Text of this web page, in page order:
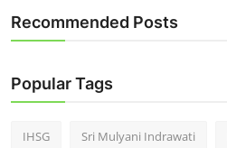
Recommended Posts
Popular Tags
IHSG Sri Mulyani Indrawati